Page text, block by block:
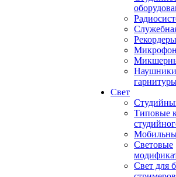
Рекордеры
Свет
Типовые
Световые
Свет для